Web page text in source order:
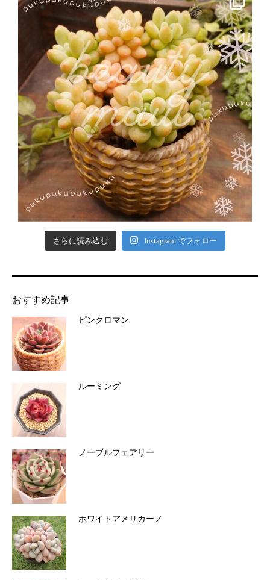
さらに読み込む Instagram でフォロー
おすすめ記事
ピンクロマン
ルーミング
ノーブルフェアリー
ホワイトアメリカーノ